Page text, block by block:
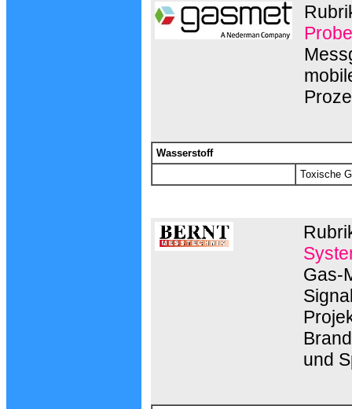
Wasserstoff
Toxische
Gas-
und